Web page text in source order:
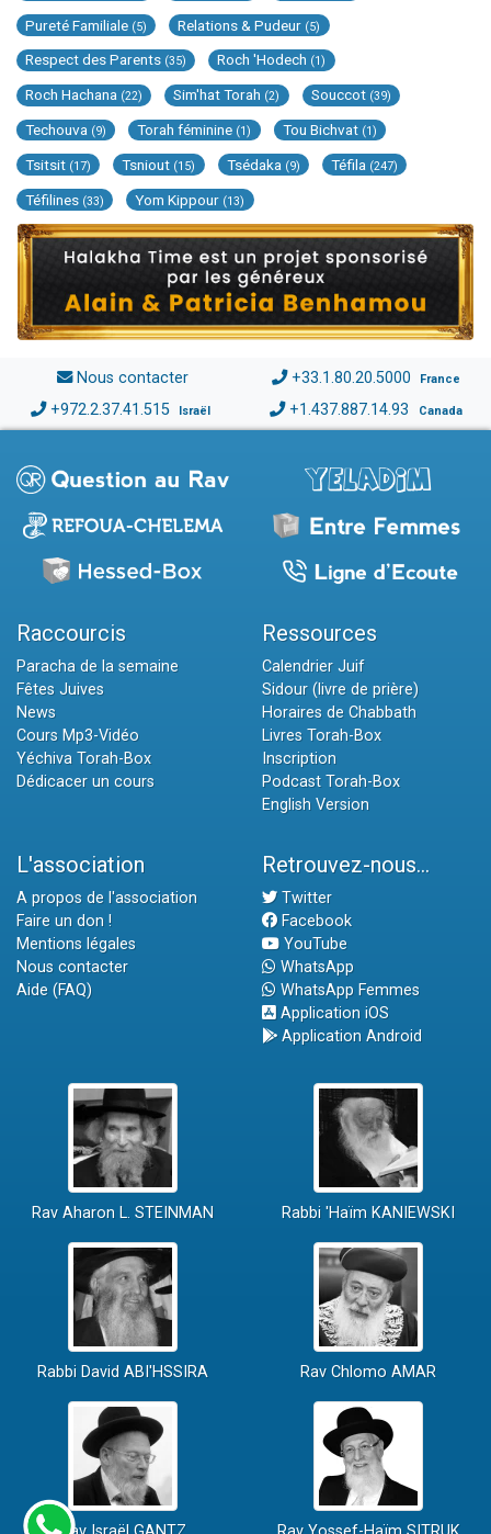
Pureté Familiale (5) Relations & Pudeur (5)
Respect des Parents (35) Roch 'Hodech (1)
Roch Hachana (22) Sim'hat Torah (2) Souccot (39)
Techouva (9) Torah féminine (1) Tou Bichvat (1)
Tsitsit (17) Tsniout (15) Tsédaka (9) Téfila (247)
Téfilines (33) Yom Kippour (13)
Nous contacter +33.1.80.20.5000 France
+972.2.37.41.515 Israël +1.437.887.14.93 Canada
Raccourcis
Paracha de la semaine
Fêtes Juives
News
Cours Mp3-Vidéo
Yéchiva Torah-Box
Dédicacer un cours
Ressources
Calendrier Juif
Sidour (livre de prière)
Horaires de Chabbath
Livres Torah-Box
Inscription
Podcast Torah-Box
English Version
L'association
A propos de l'association
Faire un don !
Mentions légales
Nous contacter
Aide (FAQ)
Retrouvez-nous...
Twitter
Facebook
YouTube
WhatsApp
WhatsApp Femmes
Application iOS
Application Android
Rav Aharon L. STEINMAN Rabbi 'Haïm KANIEWSKI
Rabbi David ABI'HSSIRA Rav Chlomo AMAR